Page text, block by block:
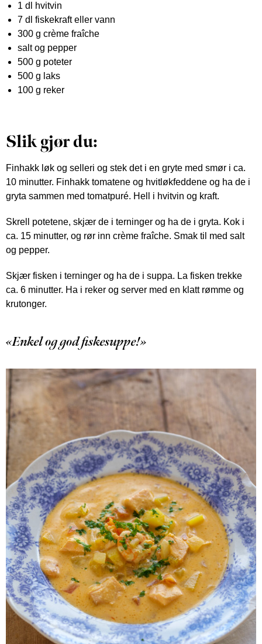
1 dl hvitvin
7 dl fiskekraft eller vann
300 g crème fraîche
salt og pepper
500 g poteter
500 g laks
100 g reker
Slik gjør du:
Finhakk løk og selleri og stek det i en gryte med smør i ca.
10 minutter. Finhakk tomatene og hvitløkfeddene og ha de i
gryta sammen med tomatpuré. Hell i hvitvin og kraft.
Skrell potetene, skjær de i terninger og ha de i gryta. Kok i
ca. 15 minutter, og rør inn crème fraîche. Smak til med salt
og pepper.
Skjær fisken i terninger og ha de i suppa. La fisken trekke
ca. 6 minutter. Ha i reker og server med en klatt rømme og
krutonger.
«Enkel og god fiskesuppe!»